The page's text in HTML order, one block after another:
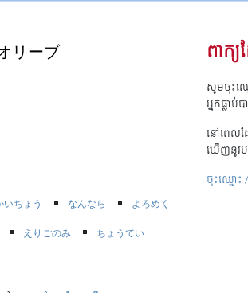
リーブ
いちょう なんなら
よろめく
えりごのみ
ちょうてい
ពាក្
សូមចុះឈ្ម
អ្នកធ្លាប់
នៅពេល
ឃើញនូវ
ចុះឈ្មោះ